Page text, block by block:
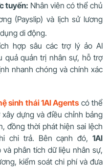
tuyến: Nhân viên có thể chủ
(Payslip) và lịch sử lương
di động.
hợp sâu các trợ lý ảo AI
quả quản trị nhân sự, hỗ trợ
nhanh chóng và chính xác
sinh thái 1AI Agents có thể
xây dựng và điều chỉnh bảng
đồng thời phát hiện sai lệch
chi trả. Bên cạnh đó, 1AI
phân tích dữ liệu nhân sự,
kiểm soát chi phí và đưa